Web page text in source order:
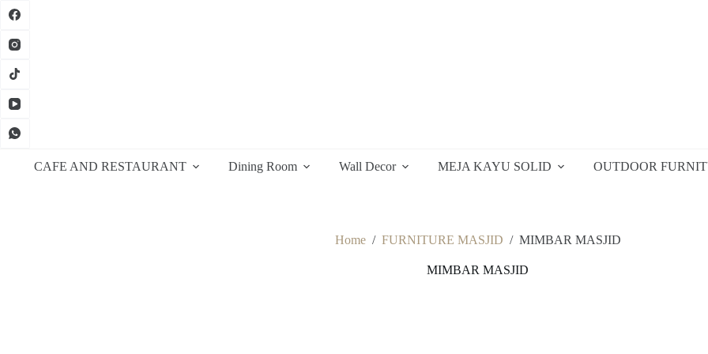
Skip
CAFE AND RESTAURANT Dining Room Wall Decor MEJA KAYU SOLID OUTDOOR
Home / FURNITURE MASJID / MIMBAR MASJID
MIMBAR MASJID